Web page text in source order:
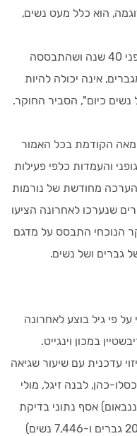
הוא כלל מעט נשים,
"הגיוני הוא הדבר שנוסחה שפותחה לפני 40 שנה ושהתבססה
אינה יכולה להיות
נשים כיום", הסביר החוקר.
שחלו מאז שנות ה-70 של המאה הקודמת בכל האמור
והעמדות כלפי פעילות
הערכה מחודשת של נורמות
שנערכו לאחרונה הציעו
הנוכחי התבסס על מדגם
גברים ושל נשים.
פי גיל בוצע לאחרונה
במכון וינגייט.
עדכנית עם שיעור שגיאה
כהן, לבנה זיגל, מולי
אסף נתוני בדיקת
מאמץ מרבי של 28,137 נבדקים (20,691 גברים ו-7,446 נשים)